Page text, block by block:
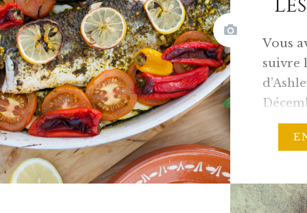
Vous
suivre
mon
week-